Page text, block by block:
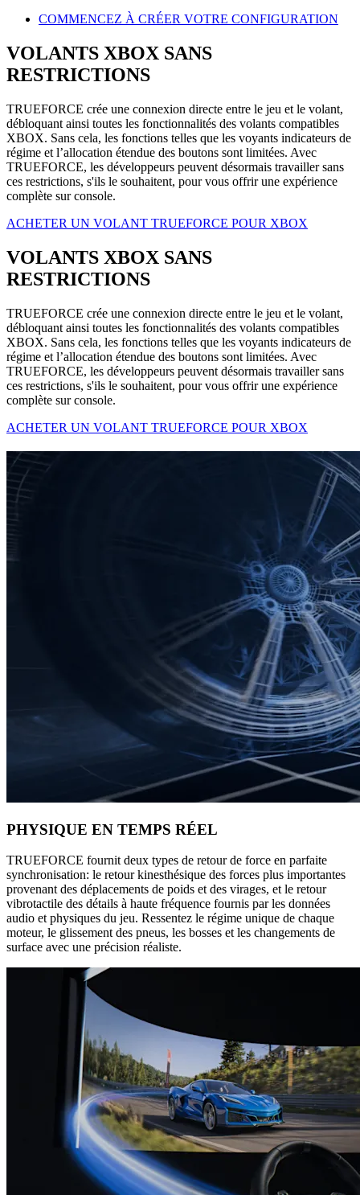
COMMENCEZ À CRÉER VOTRE CONFIGURATION
VOLANTS XBOX SANS
RESTRICTIONS
TRUEFORCE crée une connexion directe entre le jeu et le volant,
débloquant ainsi toutes les fonctionnalités des volants compatibles
XBOX. Sans cela, les fonctions telles que les voyants indicateurs de
régime et l’allocation étendue des boutons sont limitées. Avec
TRUEFORCE, les développeurs peuvent désormais travailler sans
ces restrictions, s'ils le souhaitent, pour vous offrir une expérience
complète sur console.
ACHETER UN VOLANT TRUEFORCE POUR XBOX
VOLANTS XBOX SANS
RESTRICTIONS
TRUEFORCE crée une connexion directe entre le jeu et le volant,
débloquant ainsi toutes les fonctionnalités des volants compatibles
XBOX. Sans cela, les fonctions telles que les voyants indicateurs de
régime et l’allocation étendue des boutons sont limitées. Avec
TRUEFORCE, les développeurs peuvent désormais travailler sans
ces restrictions, s'ils le souhaitent, pour vous offrir une expérience
complète sur console.
ACHETER UN VOLANT TRUEFORCE POUR XBOX
PHYSIQUE EN TEMPS RÉEL
TRUEFORCE fournit deux types de retour de force en parfaite
synchronisation: le retour kinesthésique des forces plus importantes
provenant des déplacements de poids et des virages, et le retour
vibrotactile des détails à haute fréquence fournis par les données
audio et physiques du jeu. Ressentez le régime unique de chaque
moteur, le glissement des pneus, les bosses et les changements de
surface avec une précision réaliste.